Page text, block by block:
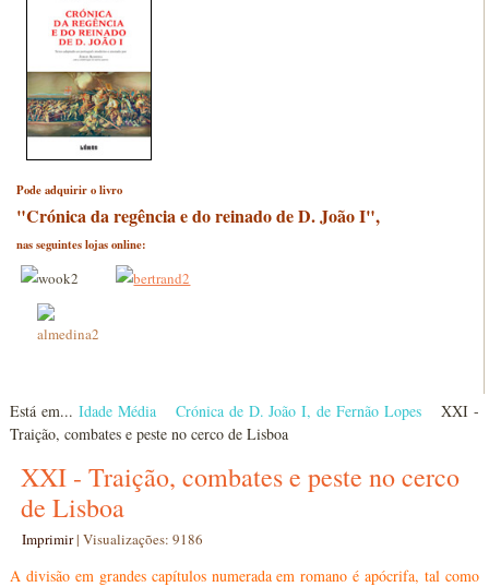
Pode adquirir o livro
"Crónica da regência e do reinado de D. João I",
nas seguintes lojas online:
Está em...Idade Média Crónica de D. João I, de Fernão Lopes
XXI -
Traição, combates e peste no cerco de Lisboa
XXI - Traição, combates e peste no cerco
de Lisboa
Imprimir|Visualizações: 9186
A divisão em grandes capítulos numerada em romano é apócrifa, tal como